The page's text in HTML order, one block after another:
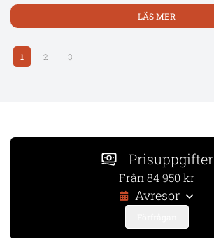
LÄS MER
LÄS MER
LÄS MER
1 2 3
Prisuppgifter
Från 84 950 kr
Avresor